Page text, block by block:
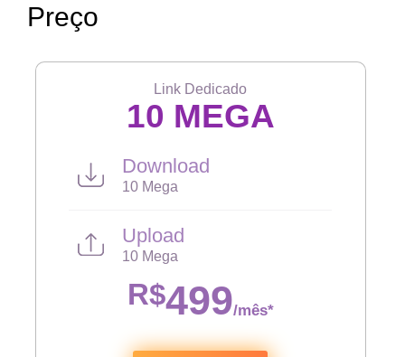
Preço
Link Dedicado
10 MEGA
Download
10 Mega
Upload
10 Mega
R$499/mês*